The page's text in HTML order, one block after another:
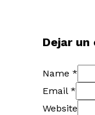
Dejar
Name *
Email *
Website